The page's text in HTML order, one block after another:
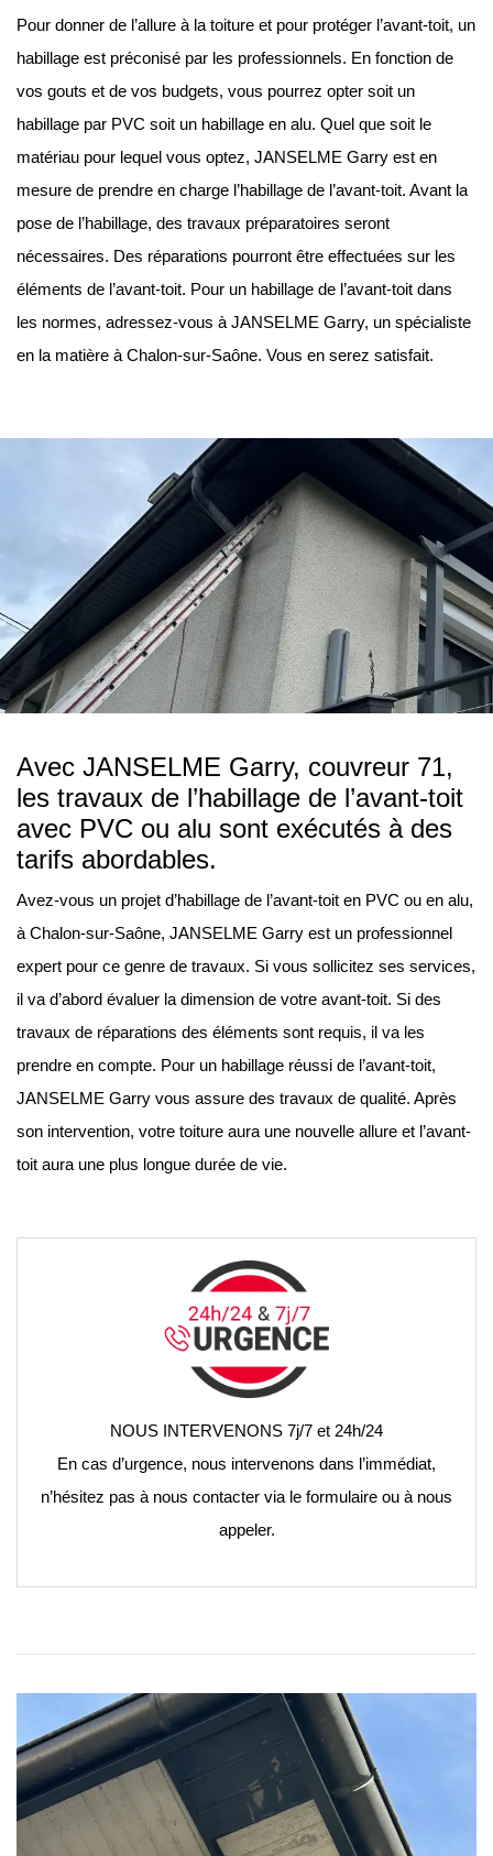
Pour donner de l’allure à la toiture et pour protéger l’avant-toit, un
habillage est préconisé par les professionnels. En fonction de
vos gouts et de vos budgets, vous pourrez opter soit un
habillage par PVC soit un habillage en alu. Quel que soit le
matériau pour lequel vous optez, JANSELME Garry est en
mesure de prendre en charge l’habillage de l’avant-toit. Avant la
pose de l’habillage, des travaux préparatoires seront
nécessaires. Des réparations pourront être effectuées sur les
éléments de l’avant-toit. Pour un habillage de l’avant-toit dans
les normes, adressez-vous à JANSELME Garry, un spécialiste
en la matière à Chalon-sur-Saône. Vous en serez satisfait.
Avec JANSELME Garry, couvreur 71,
les travaux de l’habillage de l’avant-toit
avec PVC ou alu sont exécutés à des
tarifs abordables.
Avez-vous un projet d’habillage de l’avant-toit en PVC ou en alu,
à Chalon-sur-Saône, JANSELME Garry est un professionnel
expert pour ce genre de travaux. Si vous sollicitez ses services,
il va d’abord évaluer la dimension de votre avant-toit. Si des
travaux de réparations des éléments sont requis, il va les
prendre en compte. Pour un habillage réussi de l’avant-toit,
JANSELME Garry vous assure des travaux de qualité. Après
son intervention, votre toiture aura une nouvelle allure et l’avant-
toit aura une plus longue durée de vie.
NOUS INTERVENONS 7j/7 et 24h/24
En cas d’urgence, nous intervenons dans l’immédiat,
n’hésitez pas à nous contacter via le formulaire ou à nous
appeler.